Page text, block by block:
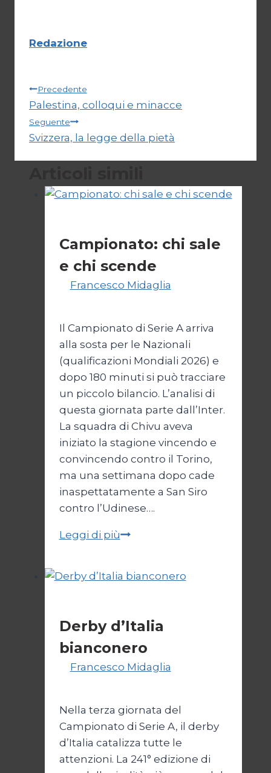
Redazione
Navigazione
articoli
Precedente
Palestina, colloqui e minacce
Seguente
Svizzera, la legge della pietà
Campionato: chi sale
e chi scende
Francesco Midaglia
Il Campionato di Serie A arriva
alla sosta per le Nazionali
(qualificazioni Mondiali 2026) e
dopo 180 minuti si può tracciare
un piccolo bilancio. L’analisi di
questa giornata parte dall’Inter.
La squadra di Chivu aveva
iniziato la stagione vincendo e
convincendo contro il Torino,
ma una settimana dopo cade
inaspettatamente a San Siro
contro l’Udinese….
Leggi di piùCampionato:
e
Derby d’Italia
bianconero
Francesco Midaglia
Nella terza giornata del
Campionato di Serie A, il derby
d’Italia catalizza tutte le
attenzioni. La 241° edizione di